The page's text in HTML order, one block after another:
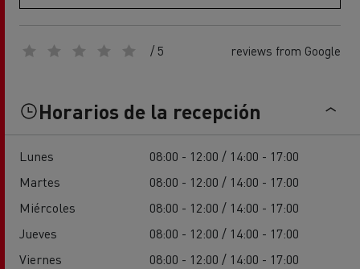
/ 5 reviews from Google
Horarios de la recepción
Lunes
08:00 - 12:00 / 14:00 - 17:00
Martes
08:00 - 12:00 / 14:00 - 17:00
Miércoles
08:00 - 12:00 / 14:00 - 17:00
Jueves
08:00 - 12:00 / 14:00 - 17:00
Viernes
08:00 - 12:00 / 14:00 - 17:00